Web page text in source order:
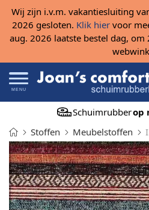
Wij zijn i.v.m. vakantiesluiting
2026 gesloten. Klik hiervoor
aug. 2026 laatste bestel dag,
MENU
Schuimrubberop
Stoffen
Meubelstoffen